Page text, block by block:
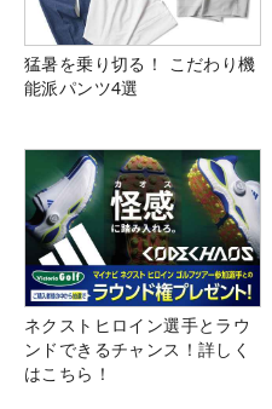
猛暑を乗り切る！ こだわり機
能派パンツ4選
ネクストヒロイン選手とラウ
ンドできるチャンス！詳しく
はこちら！